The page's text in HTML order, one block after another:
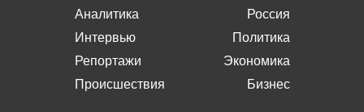
Аналитика
Интервью
Репортажи
Происшествия
Россия
Политика
Экономика
Бизнес